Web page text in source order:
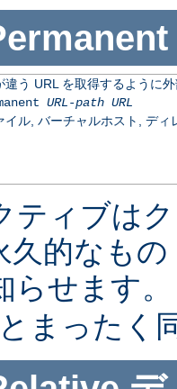
違う URL を取得するように
URL-path URL
イル, バーチャルホスト, ディ
ティブは
久的なも
らせます
とまったく